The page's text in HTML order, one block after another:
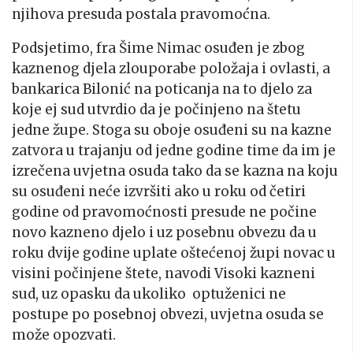
njihova presuda postala pravomoćna.
Podsjetimo, fra Šime Nimac osuđen je zbog
kaznenog djela zlouporabe položaja i ovlasti, a
bankarica Bilonić na poticanja na to djelo za
koje ej sud utvrdio da je počinjeno na štetu
jedne župe. Stoga su oboje osuđeni su na kazne
zatvora u trajanju od jedne godine time da im je
izrečena uvjetna osuda tako da se kazna na koju
su osuđeni neće izvršiti ako u roku od četiri
godine od pravomoćnosti presude ne počine
novo kazneno djelo i uz posebnu obvezu da u
roku dvije godine uplate oštećenoj župi novac u
visini počinjene štete, navodi Visoki kazneni
sud, uz opasku da ukoliko optuženici ne
postupe po posebnoj obvezi, uvjetna osuda se
može opozvati.